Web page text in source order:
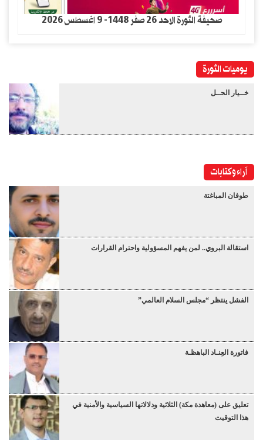
صحيفة الثورة الاحد 26 صفر 1448- 9 اغسطس 2026
يوميات الثورة
خــيار الحــل
آراء وكتابات
طوفان المباغتة
استقالة البروي.. لمن يفهم المسؤولية واحترام القرارات
الفشل ينتظر “مجلس السلام العالمي”
فاتورة العِنـاد الباهظـة
تعليق على (معاهدة مكة) الثلاثية ودلالاتها السياسية والأمنية في
هذا التوقيت